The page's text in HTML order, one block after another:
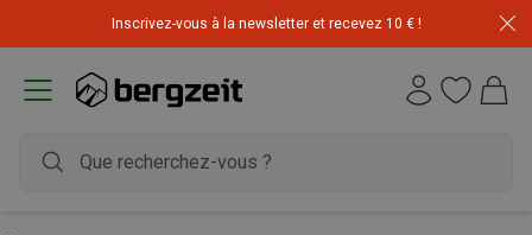
Inscrivez-vous à la newsletter et recevez 10 € !